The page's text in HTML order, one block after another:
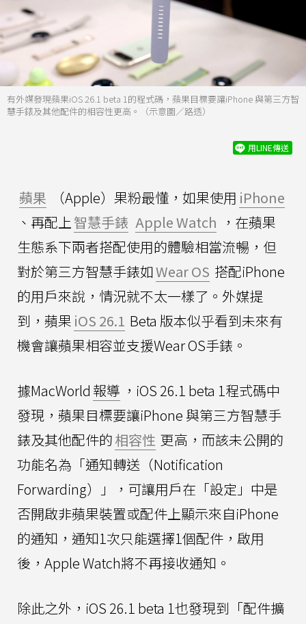
有外媒發現蘋果iOS 26.1 beta 1的程式碼，蘋果目標要讓iPhone 與第三方智
慧手錶及其他配件的相容性更高。（示意圖／路透）
用LINE傳送
蘋果 （Apple）果粉最懂，如果使用 iPhone
、再配上 智慧手錶 Apple Watch ，在蘋果
生態系下兩者搭配使用的體驗相當流暢，但
對於第三方智慧手錶如Wear OS 搭配iPhone
的用戶來說，情況就不太一樣了。外媒提
到，蘋果 iOS 26.1 Beta 版本似乎看到未來有
機會讓蘋果相容並支援Wear OS手錶。
據MacWorld 報導 ，iOS 26.1 beta 1程式碼中
發現，蘋果目標要讓iPhone 與第三方智慧手
錶及其他配件的相容性 更高，而該未公開的
功能名為「通知轉送（Notification
Forwarding）」，可讓用戶在「設定」中是
否開啟非蘋果裝置或配件上顯示來自iPhone
的通知，通知1次只能選擇1個配件，啟用
後，Apple Watch將不再接收通知。
除此之外，iOS 26.1 beta 1也發現到「配件擴